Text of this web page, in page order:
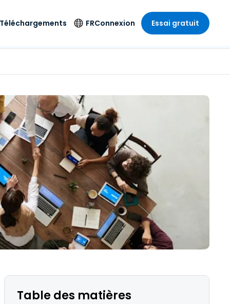
de
sur
Antivirus
Détection et
réponse sur les
terminaux
Accès et contrôle
Wi-Fi Foxpass
Espace de travail
sécurisé Zero Trust
Shield (Anti-
arnaque)
Tous les produits
et secteur
& Design
comptabilité
secteurs
Téléchargements FR
Deutsch
Español
Français
Italiano
Nederlands
Português
简体中文
繁體中文
日本語
ภาษาไทย
Bahasa
Connexion Essai gratuit
Table des matières